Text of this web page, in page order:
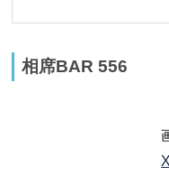
相席BAR 556